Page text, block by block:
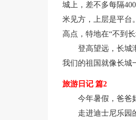
城上，差不多每隔
米见方，上层是平台
高点，特地在“不到
登高望远，长城
我们的祖国就像长城
旅游日记 篇2
今年暑假，爸爸
走进迪士尼乐园